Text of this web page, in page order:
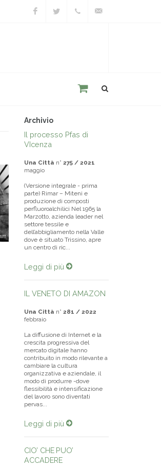
Archivio
Il processo Pfas di
VIcenza
Una Città n° 275 / 2021
maggio
(Versione integrale - prima
parte) Rimar – Miteni e
produzione di composti
perfluoroalchilici Nel 1965 la
Marzotto, azienda leader nel
settore tessile e
dell’abbigliamento nella Valle
dove è situato Trissino, apre
un centro di ric...
Leggi di più
IL VENETO DI AMAZON
Una Città n° 281 / 2022
febbraio
La diffusione di Internet e la
crescita progressiva del
mercato digitale hanno
contribuito in modo rilevante a
cambiare la cultura
organizzativa e aziendale, il
modo di produrre -dove
flessibilità e intensificazione
del lavoro sono diventati
pervas...
Leggi di più
CIO’ CHE PUO’
ACCADERE